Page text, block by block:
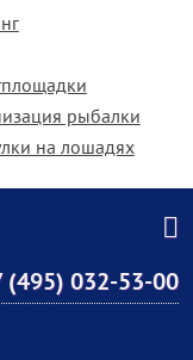
рыбалки
на лошадях
(495) 032-53-00